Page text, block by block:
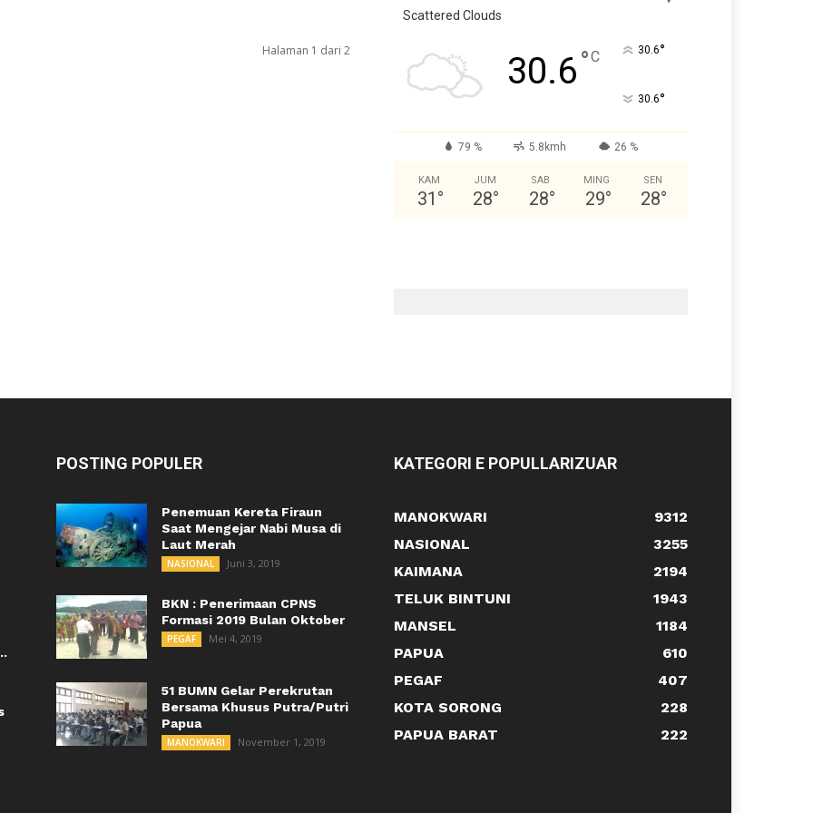
Halaman 1 dari 2
Scattered Clouds
30.6°C 30.6°
30.6°
79 % 5.8kmh 26 %
KAM
31 °
JUM
28°
SAB
28°
MING
29°
SEN
28°
POSTING POPULER
Penemuan Kereta Firaun
Saat Mengejar Nabi Musa di
Laut Merah
NASIONAL Juni 3, 2019
BKN : Penerimaan CPNS
Formasi 2019 Bulan Oktober
PEGAF Mei 4, 2019
51 BUMN Gelar Perekrutan
Bersama Khusus Putra/Putri
Papua
MANOKWARI November 1, 2019
KATEGORI E POPULLARIZUAR
MANOKWARI
9312
NASIONAL
3255
KAIMANA
2194
TELUK BINTUNI
1943
MANSEL
1184
PAPUA
610
PEGAF
407
KOTA SORONG
228
PAPUA BARAT
222